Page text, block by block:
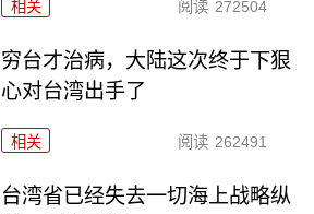
相关 阅读 272504
穷台才治病，大陆这次终于下狠
心对台湾出手了
相关 阅读 262491
台湾省已经失去一切海上战略纵